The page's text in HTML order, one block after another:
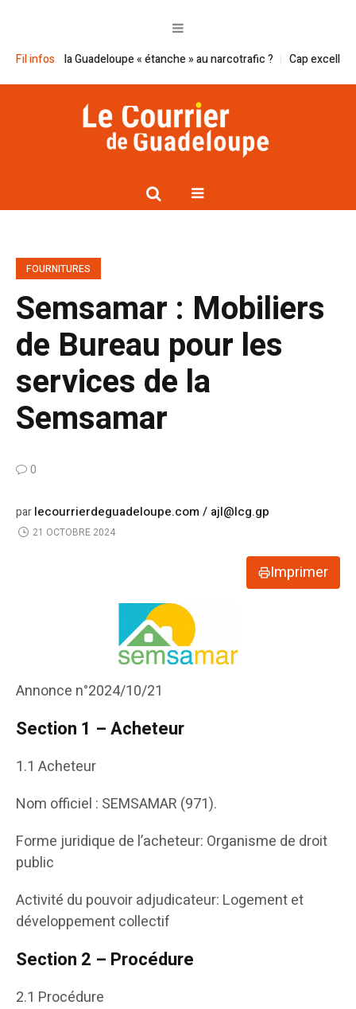
Fil infos
Guadeloupe « étanche » au narcotrafic ? Cap excellence et le
FOURNITURES
Semsamar : Mobiliers
de Bureau pour les
services de la
Semsamar
0
parlecourrierdeguadeloupe.com / ajl@lcg.gp
21 OCTOBRE 2024
Imprimer
Annonce n°2024/10/21
Section 1 – Acheteur
1.1 Acheteur
Nom officiel : SEMSAMAR (971).
Forme juridique de l’acheteur: Organisme de droit
public
Activité du pouvoir adjudicateur: Logement et
développement collectif
Section 2 – Procédure
2.1 Procédure